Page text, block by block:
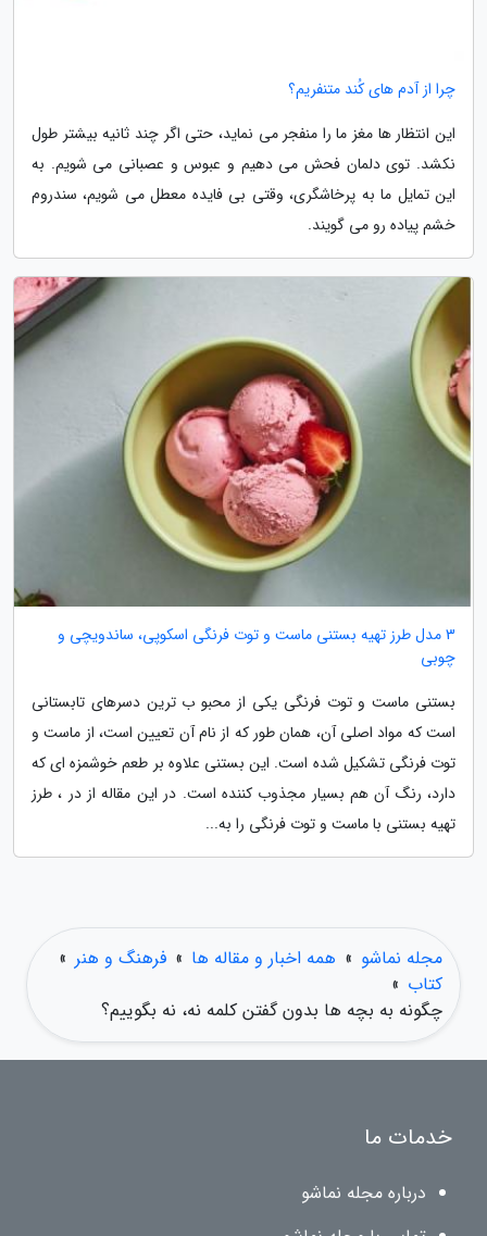
چرا از آدم های کُند متنفریم؟
این انتظار ها مغز ما را منفجر می نماید، حتی اگر چند ثانیه بیشتر طول
نکشد. توی دلمان فحش می دهیم و عبوس و عصبانی می شویم. به
این تمایل ما به پرخاشگری، وقتی بی فایده معطل می شویم، سندروم
خشم پیاده رو می گویند.
3 مدل طرز تهیه بستنی ماست و توت فرنگی اسکوپی، ساندویچی و
چوبی
بستنی ماست و توت فرنگی یکی از محبو ب ترین دسرهای تابستانی
است که مواد اصلی آن، همان طور که از نام آن تعیین است، از ماست و
توت فرنگی تشکیل شده است. این بستنی علاوه بر طعم خوشمزه ای که
دارد، رنگ آن هم بسیار مجذوب کننده است. در این مقاله از در ، طرز
تهیه بستنی با ماست و توت فرنگی را به...
مجله نماشو » همه اخبار و مقاله ها » فرهنگ و هنر »
کتاب »
چگونه به بچه ها بدون گفتن کلمه نه، نه بگوییم؟
خدمات ما
درباره مجله نماشو